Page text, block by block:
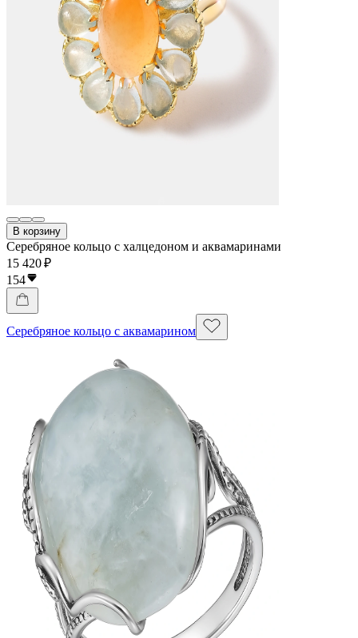
В корзину
Серебряное кольцо с халцедоном и аквамаринами
15 420 ₽
154
Серебряное кольцо с аквамарином